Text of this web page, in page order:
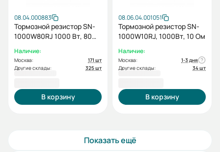
08.04.000883
Тормозной резистор SN-
1000W80RJ 1000 Вт, 80
Наличие:
Москва:
171 шт
Другие склады:
325 шт
В корзину
08.06.04.001051
Тормозной резистор SN-
1000W10RJ, 1000Вт, 10 Ом
Наличие:
Москва:
1-3 дня
Другие склады:
34 шт
В корзину
Показать ещё